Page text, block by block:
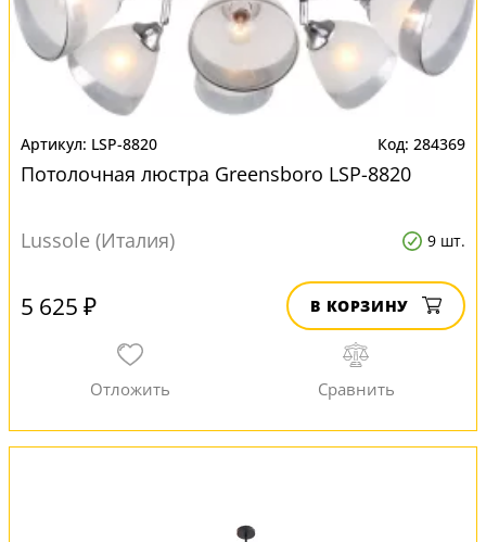
LSP-8820 284369
Потолочная люстра Greensboro LSP-8820
Lussole (Италия) 9 шт.
5 625 ₽ В КОРЗИНУ